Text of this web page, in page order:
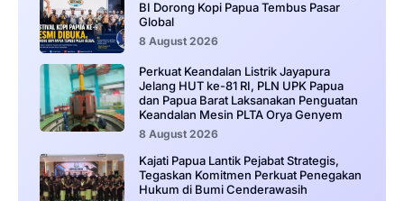
BI Dorong Kopi Papua Tembus Pasar
Global
8 August 2026
Perkuat Keandalan Listrik Jayapura
Jelang HUT ke-81 RI, PLN UPK Papua
dan Papua Barat Laksanakan Penguatan
Keandalan Mesin PLTA Orya Genyem
8 August 2026
Kajati Papua Lantik Pejabat Strategis,
Tegaskan Komitmen Perkuat Penegakan
Hukum di Bumi Cenderawasih